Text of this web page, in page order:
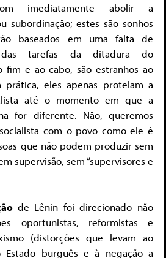
imediatamente abolir a
subordinação; estes são sonhos
baseados em uma falta de
das tarefas da ditadura do
fim e ao cabo, são estranhos ao
prática, eles apenas protelam a
até o momento em que a
for diferente. Não, queremos
com o povo como ele é
que não podem produzir sem
supervisão, sem “supervisores e
de Lênin foi direcionado não
oportunistas, reformistas e
(distorções que levam ao
Estado burguês e à negação a